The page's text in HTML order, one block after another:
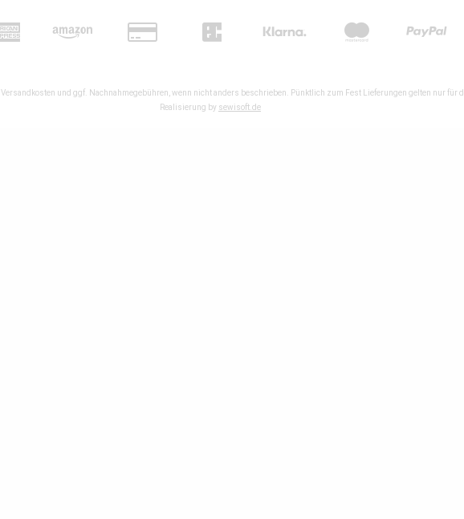
Versandkosten und ggf. Nachnahmegebühren, wenn nicht anders beschrieben. Pünktlich zum Fest Lieferungen gelten nur für
Realisierung by sewisoft.de